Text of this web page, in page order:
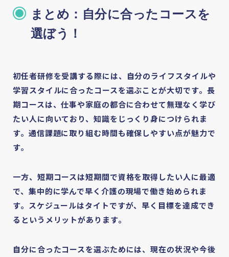
まとめ：自分に合ったコースを
選ぼう！
初任者研修を受講する際には、自分のライフスタイルや
学習スタイルに合ったコースを選ぶことが大切です。長
期コースは、仕事や家庭の都合に合わせて無理なく学び
たい人に向いており、知識をじっくり身につけられま
す。通信課題に取り組む時間も確保しやすい点が魅力で
す。
一方、短期コースは短期間で資格を取得したい人に最適
で、集中的に学んで早く介護の現場で働き始められま
す。スケジュールはタイトですが、早く目標を達成でき
るというメリットがあります。
自分に合ったコースを選ぶためには、現在の状況や今後